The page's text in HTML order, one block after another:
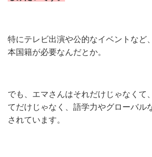
特にテレビ出演や公的なイベントなど
本国籍が必要なんだとか。
でも、エマさんはそれだけじゃなくて
てだけじゃなく、語学力やグローバル
されています。